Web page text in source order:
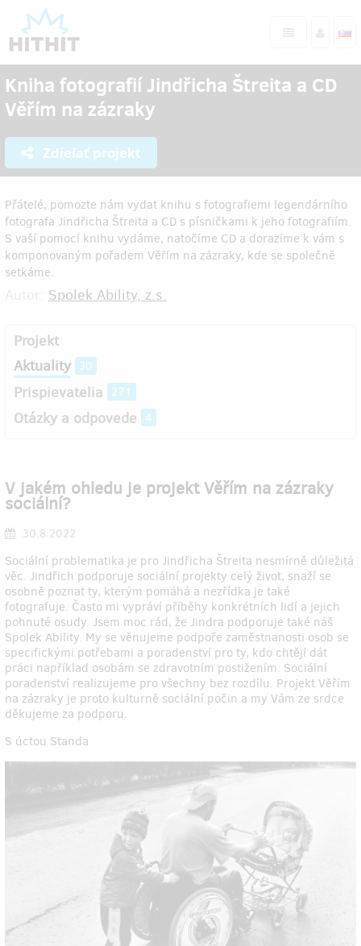
Kniha fotografií Jindřicha Štreita a CD
Věřím na zázraky
Zdieľať projekt
Přátelé, pomozte nám vydat knihu s fotografiemi legendárního
fotografa Jindřicha Štreita a CD s písničkami k jeho fotografiím.
S vaší pomocí knihu vydáme, natočíme CD a dorazíme k vám s
komponovaným pořadem Věřím na zázraky, kde se společně
setkáme.
Spolek Ability, z.s.
Projekt
Aktuality 30
Prispievatelia 271
Otázky a odpovede 4
V jakém ohledu je projekt Věřím na zázraky
sociální?
30.8.2022
Sociální problematika je pro Jindřicha Štreita nesmírně důležitá
věc. Jindřich podporuje sociální projekty celý život, snaží se
osobně poznat ty, kterým pomáhá a nezřídka je také
fotografuje. Často mi vypráví příběhy konkrétních lidí a jejich
pohnuté osudy. Jsem moc rád, že Jindra podporuje také náš
Spolek Ability. My se věnujeme podpoře zaměstnanosti osob se
specifickými potřebami a poradenství pro ty, kdo chtějí dát
práci například osobám se zdravotním postižením. Sociální
poradenství realizujeme pro všechny bez rozdílu. Projekt Věřím
na zázraky je proto kulturně sociální počin a my Vám ze srdce
děkujeme za podporu.
S úctou Standa